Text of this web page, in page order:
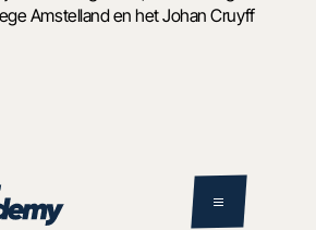
Amstelland en het Johan Cruyff